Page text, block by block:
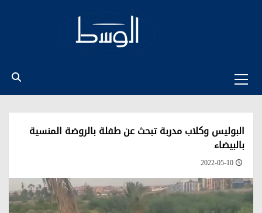
Menu
البوليس وكلاب مدربة تبحث عن طفلة بالروضة المنسية
بالبيضاء
2022-05-10